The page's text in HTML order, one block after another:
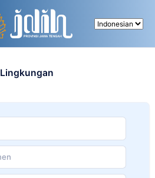
Lingkungan